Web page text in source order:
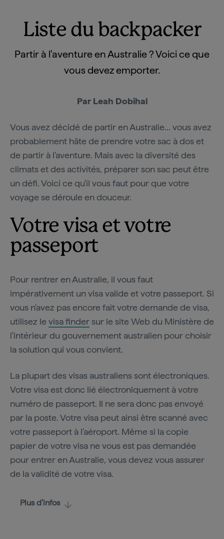
Liste du backpacker
Partir à l'aventure en Australie ? Voici ce que
vous devez emporter.
Par Leah Dobihal
Vous avez décidé de partir en Australie... vous avez
probablement hâte de prendre votre sac à dos et
de partir à l'aventure. Mais avec la diversité des
climats et des activités, préparer son sac peut être
un défi. Voici ce qu'il vous faut pour que votre
voyage se déroule en douceur.
Votre visa et votre
passeport
Pour rentrer en Australie, il vous faut
impérativement un visa valide et votre passeport. Si
vous n'avez pas encore fait votre demande de visa,
utilisez le visa findersur le site Web du Ministère de
l'intérieur du gouvernement australien pour choisir
la solution qui vous convient.
La plupart des visas australiens sont électroniques.
Votre visa est donc lié électroniquement à votre
numéro de passeport. Il ne sera donc pas envoyé
par la poste. Votre visa peut ainsi être scanné avec
votre passeport à l'aéroport. Même si la copie
papier de votre visa ne vous est pas demandée
pour entrer en Australie, vous devez vous assurer
de la validité de votre visa.
Plus d'infos